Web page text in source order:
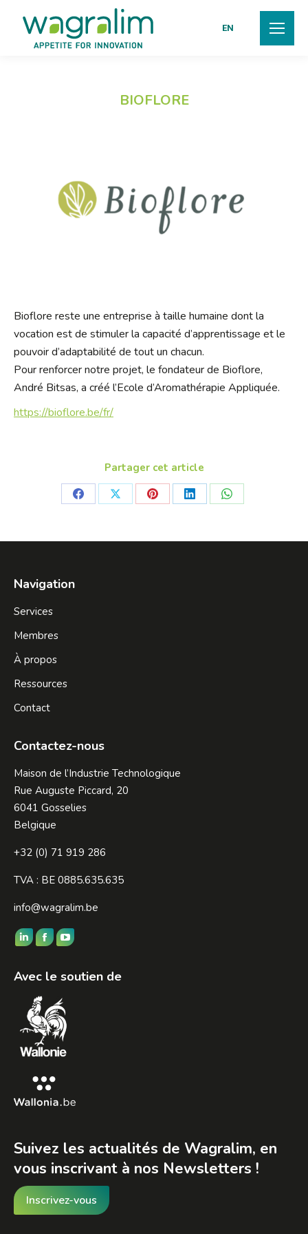
EN
BIOFLORE
Bioflore reste une entreprise à taille humaine dont la
vocation est de stimuler la capacité d’apprentissage et le
pouvoir d’adaptabilité de tout un chacun.
Pour renforcer notre projet, le fondateur de Bioflore,
André Bitsas, a créé l’Ecole d’Aromathérapie Appliquée.
https://bioflore.be/fr/
Partager cet article
Share
Facebook
Share
X
Share
Pinterest
Share
LinkedIn
Share
WhatsApp
Navigation
Services
Membres
À propos
Ressources
Contact
Contactez-nous
Maison de l’Industrie Technologique
Rue Auguste Piccard, 20
6041 Gosselies
Belgique
+32 (0) 71 919 286
TVA : BE 0885.635.635
info@wagralim.be
Trouvez nous sur :
Facebook
opens
new
window
YouTube
opens
new
window
LinkedIn
opens
new
window
Avec le soutien de
Suivez les actualités de Wagralim, en
vous inscrivant à nos Newsletters !
Inscrivez-vous